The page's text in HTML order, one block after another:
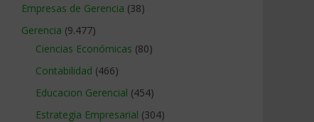
Empresas de Gerencia (38)
Gerencia (9.477)
Ciencias Económicas (80)
Contabilidad (466)
Educacion Gerencial (454)
Estrategia Empresarial (304)